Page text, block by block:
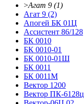
>Агат 9 (1)
Агат 9 (2)
Апогей БК 01Ц
Ассистент 86/128
БК 0010
БК 0010-01
БК 0010-01Ш
БК 0011
БК 0011М
Вектор 1200
Вектор ПК-6128ц